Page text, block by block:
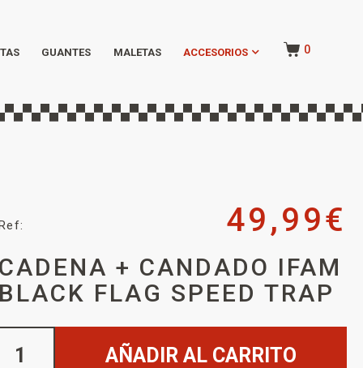
GUANTES MALETAS ACCESORIOS 0
49,99€
+ CANDADO IFAM
FLAG SPEED TRAP
AÑADIR AL CARRITO